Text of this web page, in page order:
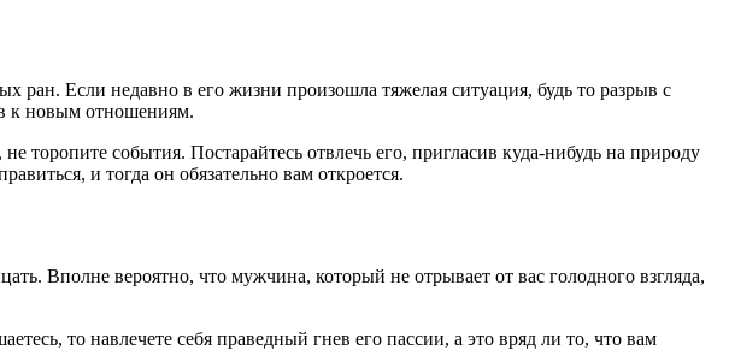
ран. Если недавно в его жизни произошла тяжелая ситуация, будь то разрыв с
к новым отношениям.
торопите события. Постарайтесь отвлечь его, пригласив куда-нибудь на природу
и тогда он обязательно вам откроется.
Вполне вероятно, что мужчина, который не отрывает от вас голодного взгляда,
то навлечете себя праведный гнев его пассии, а это вряд ли то, что вам